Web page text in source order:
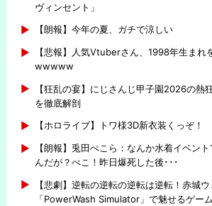
ヴィンセント」
【朗報】今年の夏、ガチで涼しい
【悲報】人気Vtuberさん、1998年生まれ
wwwww
【狂乱の宴】にじさんじ甲子園2026の熱
を徹底解剖
【ホロライブ】トワ様3D新衣装くっぞ！
【朗報】兎田ぺこら：なんか水着イベン
んだが？ぺこ！昨日爆死した後･･･
【悲劇】逆転の逆転の逆転は逆転！赤城
「PowerWash Simulator」で魅せるゲー